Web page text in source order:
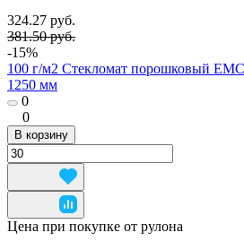
324.27 руб.
381.50 руб.
-15%
100 г/м2 Стекломат порошковый
1250 мм
0
0
В корзину
Цена при покупке от рулона